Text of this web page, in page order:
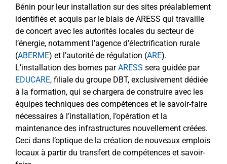
Bénin pour leur installation sur des sites préalablement
identifiés et acquis par le biais de ARESS qui travaille
de concert avec les autorités locales du secteur de
l’énergie, notamment l’agence d’électrification rurale
(ABERME) et l’autorité de régulation (ARE).
L’installation des bornes parARESS sera guidée par
EDUCARE, filiale du groupe DBT, exclusivement dédiée
à la formation, qui se chargera de construire avec les
équipes techniques des compétences et le savoir-faire
nécessaires à l’installation, l’opération et la
maintenance des infrastructures nouvellement créées.
Ceci dans l’optique de la création de nouveaux emplois
locaux à partir du transfert de compétences et savoir-